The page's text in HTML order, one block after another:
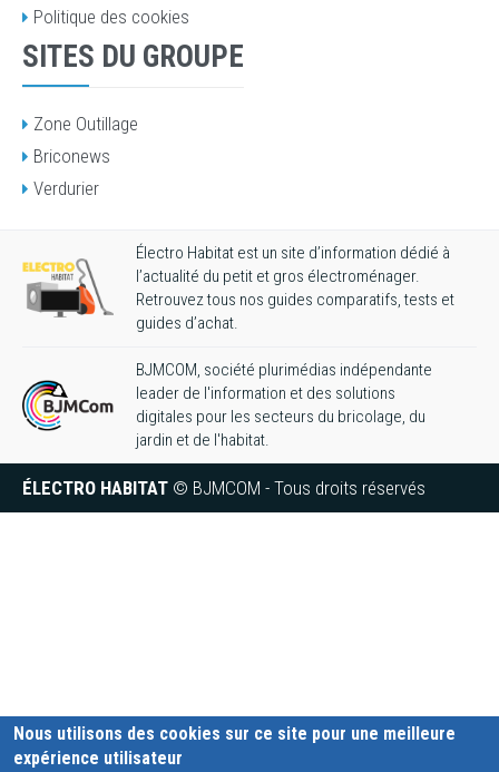
Politique des cookies
SITES DU GROUPE
Zone Outillage
Briconews
Verdurier
Électro Habitat est un site d’information dédié à
l’actualité du petit et gros électroménager.
Retrouvez tous nos guides comparatifs, tests et
guides d’achat.
BJMCOM, société plurimédias indépendante
leader de l'information et des solutions
digitales pour les secteurs du bricolage, du
jardin et de l'habitat.
ÉLECTRO HABITAT © BJMCOM - Tous droits réservés
Nous utilisons des cookies sur ce site pour une meilleure
expérience utilisateur